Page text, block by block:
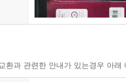
환과 관련한 안내가 있는경우 아